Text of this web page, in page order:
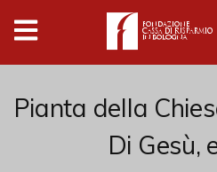
Digital
Humanities
Donazioni
Pianta della
Di Gesù,